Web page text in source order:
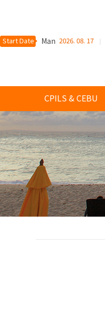
Start Date Man 2026. 08. 17
CPILS & CEBU